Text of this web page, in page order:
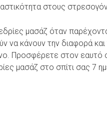
στους
μασάζ όταν
να κάνουν την διαφορά
Προσφέρετε στον εαυτό
μασάζ στο σπίτι σας 7